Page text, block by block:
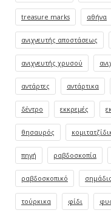
treasure marks αθήνα
ανιχνευτής αποστάσεως
ανιχνευτής χρυσού
αντάρτες αντάρτικα
δέντρο εκκρεμές
θησαυρός
πηγή ραβδοσκοπία
ραβδοσκοπικό
τούρκικα φίδι